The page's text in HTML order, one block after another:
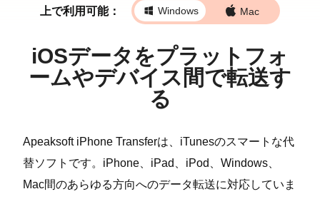
上で利用可能： Windows Mac
iOSデータをプラットフォ
ームやデバイス間で転送す
る
Apeaksoft iPhone Transferは、iTunesのスマートな代
替ソフトです。iPhone、iPad、iPod、Windows、
Mac間のあらゆる方向へのデータ転送に対応していま